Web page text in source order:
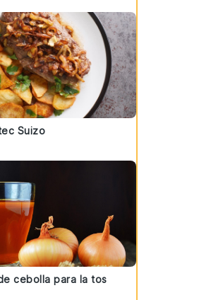
Suizo
cebolla para la tos